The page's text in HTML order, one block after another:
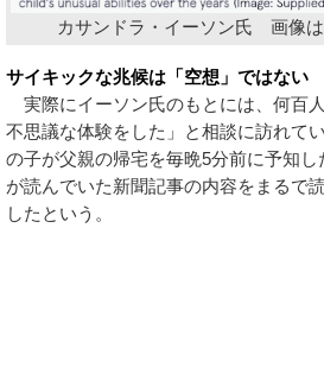
カサンドラ・イーソン氏 画像
サイキックな兆候は「空想」ではない
実際にイーソン氏のもとには、何百
不思議な体験をした」と相談に訪れて
の子が父親の帰宅を毎晩5分前に予知
が読んでいた新聞記事の内容をまるで
したという。